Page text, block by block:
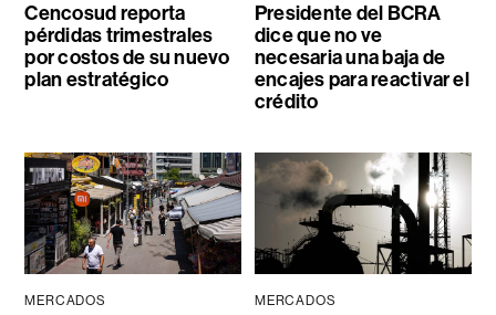
Cencosud reporta
pérdidas trimestrales
por costos de su nuevo
plan estratégico
Presidente del BCRA
dice que no ve
necesaria una baja de
encajes para reactivar el
crédito
MERCADOS MERCADOS